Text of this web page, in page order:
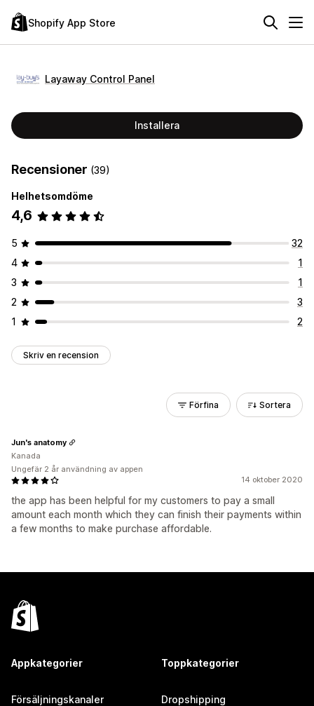
Shopify App Store
Layaway Control Panel
Installera
Recensioner (39)
Helhetsomdöme
4,6
5
32
4
1
3
1
2
3
1
2
Skriv en recension
Förfina Sortera
14 oktober 2020
the app has been helpful for my customers to pay a small
amount each month which they can finish their payments within
a few months to make purchase affordable.
Jun's anatomy
Kanada
Ungefär 2 år användning av appen
Appkategorier
Försäljningskanaler
Toppkategorier
Dropshipping